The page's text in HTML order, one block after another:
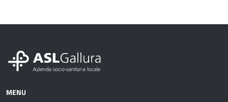
MENU